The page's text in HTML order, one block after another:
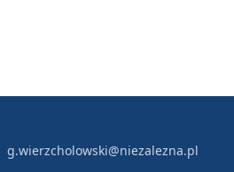
g.wierzcholowski@niezalezna.pl